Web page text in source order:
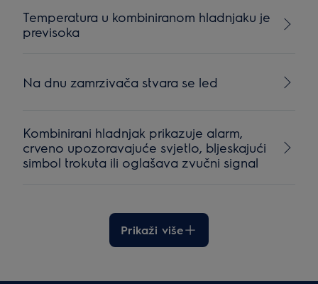
Temperatura u kombiniranom hladnjaku je
previsoka
Na dnu zamrzivača stvara se led
Kombinirani hladnjak prikazuje alarm,
crveno upozoravajuće svjetlo, bljeskajući
simbol trokuta ili oglašava zvučni signal
Prikaži više